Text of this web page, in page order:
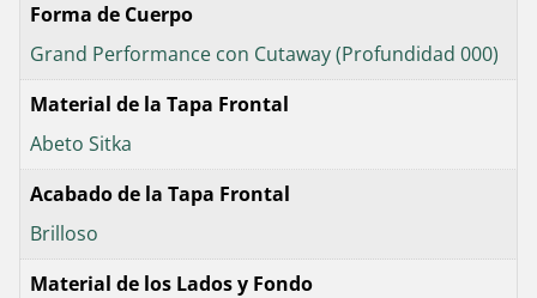
Forma de Cuerpo
Grand Performance con Cutaway (Profundidad 000)
Material de la Tapa Frontal
Abeto Sitka
Acabado de la Tapa Frontal
Brilloso
Material de los Lados y Fondo